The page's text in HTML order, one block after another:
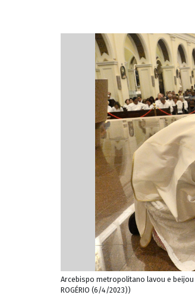
Arcebispo metropolitano lavou e beijou
ROGÉRIO (6/4/2023))